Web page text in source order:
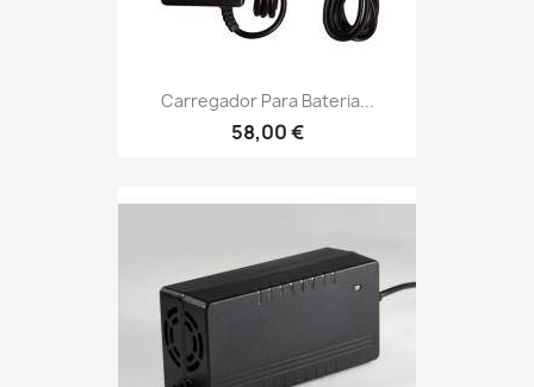
Carregador Para Bateria...
58,00 €